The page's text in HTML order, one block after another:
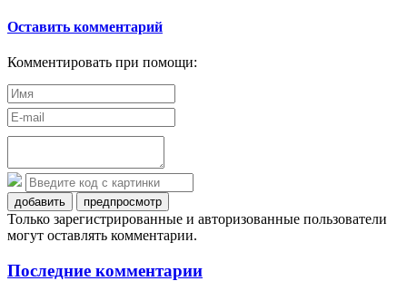
Оставить комментарий
Комментировать при помощи:
добавить предпросмотр
Только зарегистрированные и авторизованные пользователи
могут оставлять комментарии.
Последние комментарии